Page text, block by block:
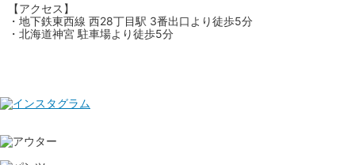
【アクセス】
・地下鉄東西線 西28丁目駅 3番出口より徒歩5分
・北海道神宮 駐車場より徒歩5分